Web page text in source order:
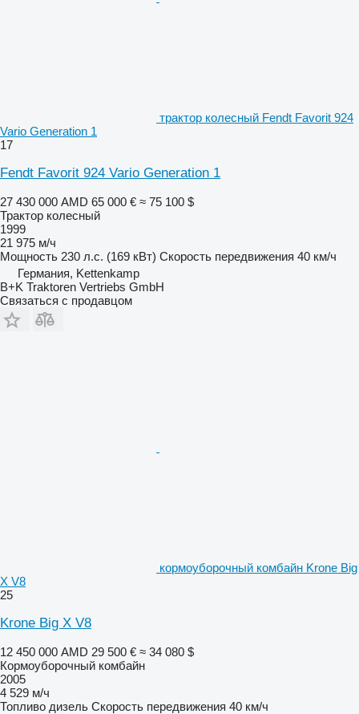
трактор колесный Fendt Favorit 924
Vario Generation 1
17
Fendt Favorit 924 Vario Generation 1
27 430 000 AMD 65 000 € ≈ 75 100 $
Трактор колесный
1999
21 975 м/ч
Мощность 230 л.с. (169 кВт) Скорость передвижения 40 км/ч
Германия, Kettenkamp
B+K Traktoren Vertriebs GmbH
Связаться с продавцом
кормоуборочный комбайн Krone Big
X V8
25
Krone Big X V8
12 450 000 AMD 29 500 € ≈ 34 080 $
Кормоуборочный комбайн
2005
4 529 м/ч
Топливо дизель Скорость передвижения 40 км/ч